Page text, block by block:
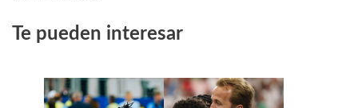
Te pueden interesar